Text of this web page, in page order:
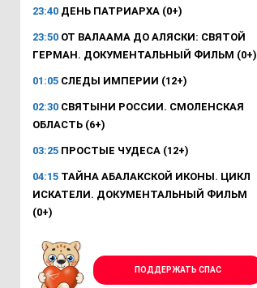
23:40 ДЕНЬ ПАТРИАРХА (0+)
23:50 ОТ ВАЛААМА ДО АЛЯСКИ: СВЯТОЙ
ГЕРМАН. ДОКУМЕНТАЛЬНЫЙ ФИЛЬМ (0+)
01:05 СЛЕДЫ ИМПЕРИИ (12+)
02:30 СВЯТЫНИ РОССИИ. СМОЛЕНСКАЯ
ОБЛАСТЬ (6+)
03:25 ПРОСТЫЕ ЧУДЕСА (12+)
04:15 ТАЙНА АБАЛАКСКОЙ ИКОНЫ. ЦИКЛ
ИСКАТЕЛИ. ДОКУМЕНТАЛЬНЫЙ ФИЛЬМ
(0+)
ПОДДЕРЖАТЬ СПАС